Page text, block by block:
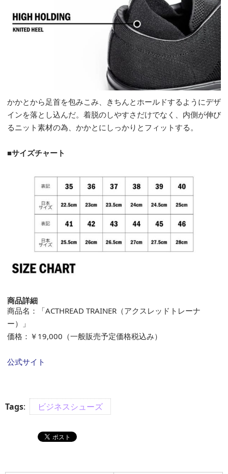
かかとから足首を包みこみ、きちんとホールドするようにデザ
インを落とし込んだ。着脱のしやすさだけでなく、内側が伸び
るニット素材の為、かかとにしっかりとフィットする。
■サイズチャート
商品詳細
商品名：「ACTHREAD TRAINER（アクスレッドトレーナ
ー）」
価格：￥19,000（一般販売予定価格税込み）
公式サイト
Tags: ビジネスシューズ